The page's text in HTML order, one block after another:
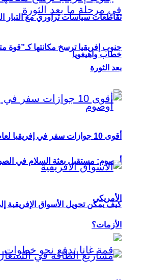
تقاطعات سياسات تراوري مع التيار
خطاب واهيغويا
أوصوم: مستقبل بعثة السلام في
الأمريكي
جنوب إفريقيا ترسخ مكانتها
بعد الثورة
أقوى 10 جوازات سفر في إفريقيا لعام 2026
كيف يمكن تحويل الأسواق الإفريقية
الأزمات؟